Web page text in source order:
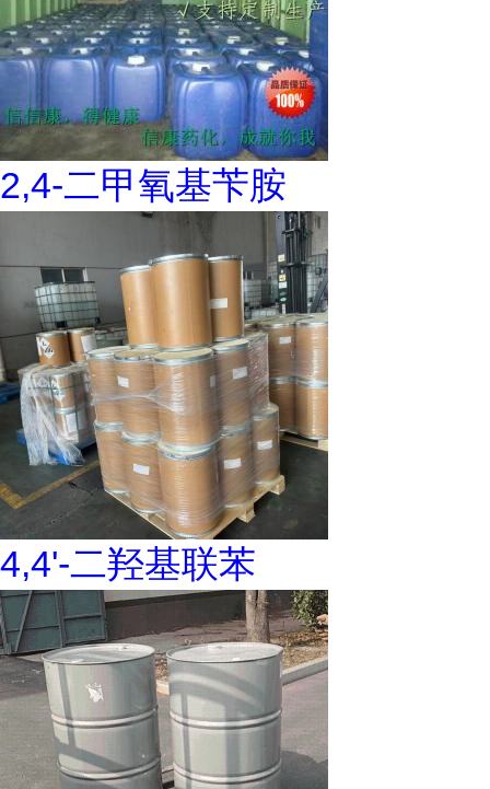
2,4-二甲氧基苄胺
4,4'-二羟基联苯